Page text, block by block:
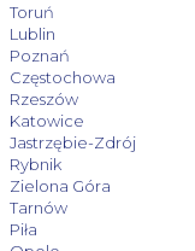
Toruń
Lublin
Poznań
Częstochowa
Rzeszów
Katowice
Jastrzębie-Zdrój
Rybnik
Zielona Góra
Tarnów
Piła